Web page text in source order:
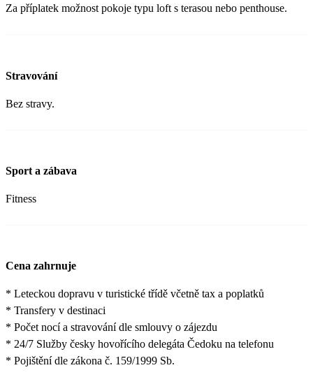
Za příplatek možnost pokoje typu loft s terasou nebo penthouse.
Stravování
Bez stravy.
Sport a zábava
Fitness
Cena zahrnuje
* Leteckou dopravu v turistické třídě včetně tax a poplatků
* Transfery v destinaci
* Počet nocí a stravování dle smlouvy o zájezdu
* 24/7 Služby česky hovořícího delegáta Čedoku na telefonu
* Pojištění dle zákona č. 159/1999 Sb.